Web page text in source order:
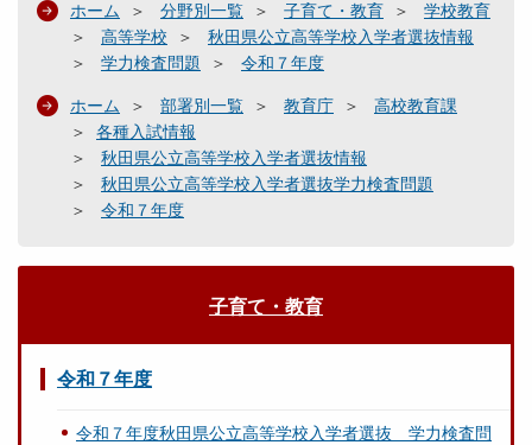
ホーム 分野別一覧 子育て・教育
学校教育
高等学校
秋田県公立高等学校入学者選抜情報
学力検査問題
令和７年度
ホーム 部署別一覧 教育庁
高校教育課
各種入試情報
秋田県公立高等学校入学者選抜情報
秋田県公立高等学校入学者選抜学力検査問題
令和７年度
子育て・教育
令和７年度
令和７年度秋田県公立高等学校入学者選抜 学力検査問